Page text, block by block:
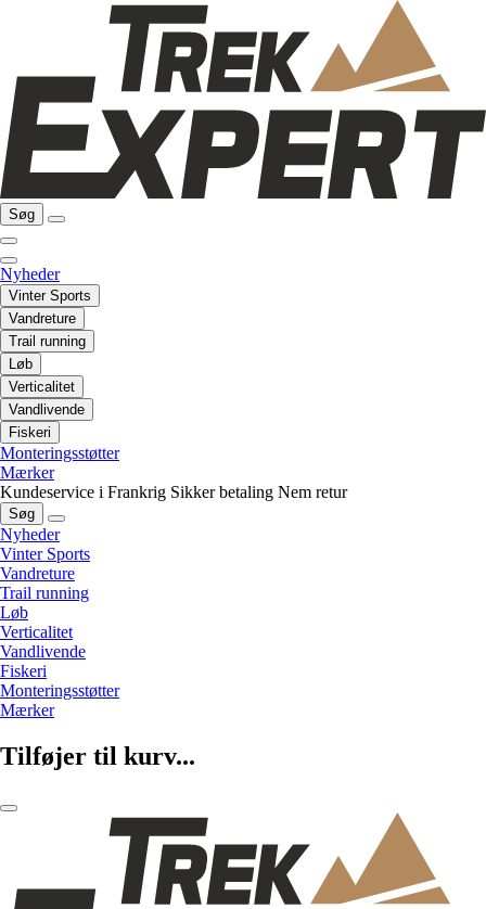
Søg
Nyheder
Vinter Sports
Vandreture
Trail running
Løb
Verticalitet
Vandlivende
Fiskeri
Monteringsstøtter
Mærker
Kundeservice i Frankrig Sikker betaling Nem retur
Søg
Nyheder
Vinter Sports
Vandreture
Trail running
Løb
Verticalitet
Vandlivende
Fiskeri
Monteringsstøtter
Mærker
Tilføjer til kurv...